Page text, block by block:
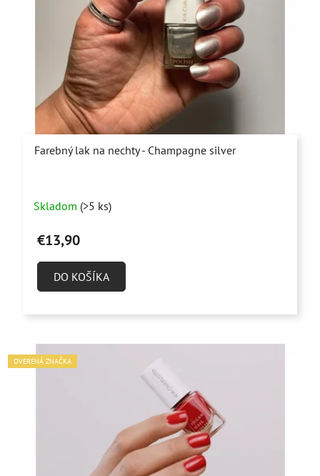
Farebný lak na nechty - Champagne silver
Skladom (>5 ks)
€13,90
DO KOŠÍKA
OVERENÁ ZNAČKA